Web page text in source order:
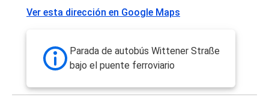
Ver esta dirección en Google Maps
Parada de autobús Wittener Straße
bajo el puente ferroviario